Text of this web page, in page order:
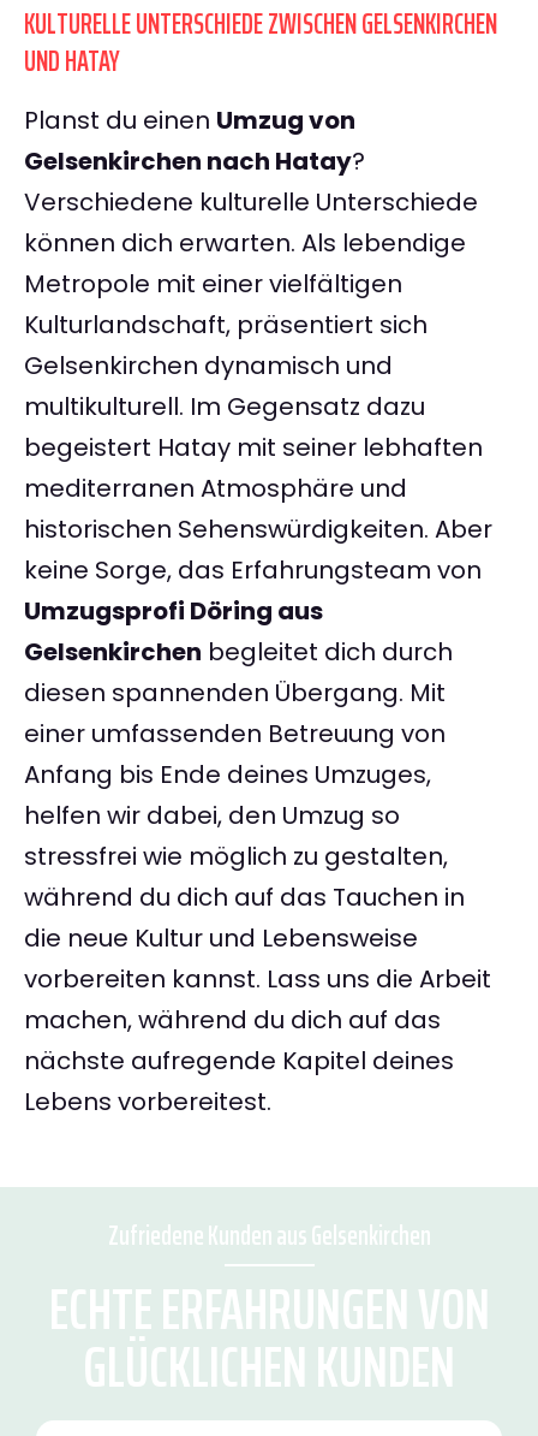
KULTURELLE UNTERSCHIEDE ZWISCHEN GELSENKIRCHEN
UND HATAY
Planst du einen Umzug von
Gelsenkirchen nach Hatay?
Verschiedene kulturelle Unterschiede
können dich erwarten. Als lebendige
Metropole mit einer vielfältigen
Kulturlandschaft, präsentiert sich
Gelsenkirchen dynamisch und
multikulturell. Im Gegensatz dazu
begeistert Hatay mit seiner lebhaften
mediterranen Atmosphäre und
historischen Sehenswürdigkeiten. Aber
keine Sorge, das Erfahrungsteam von
Umzugsprofi Döring aus
Gelsenkirchen begleitet dich durch
diesen spannenden Übergang. Mit
einer umfassenden Betreuung von
Anfang bis Ende deines Umzuges,
helfen wir dabei, den Umzug so
stressfrei wie möglich zu gestalten,
während du dich auf das Tauchen in
die neue Kultur und Lebensweise
vorbereiten kannst. Lass uns die Arbeit
machen, während du dich auf das
nächste aufregende Kapitel deines
Lebens vorbereitest.
Zufriedene Kunden aus Gelsenkirchen
ECHTE ERFAHRUNGEN VON
GLÜCKLICHEN KUNDEN